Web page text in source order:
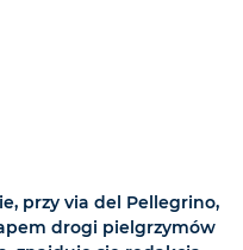
przy via del Pellegrino,
drogi pielgrzymów